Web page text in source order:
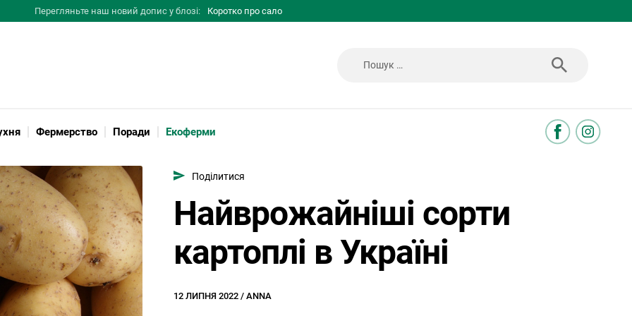
Перегляньте наш новий допис у блозі: Коротко про сало
Фермерство Поради Екоферми
Співпраця
Поділитися
Найврожайніші сорти
картоплі в Україні
12 ЛИПНЯ 2022 / ANNA